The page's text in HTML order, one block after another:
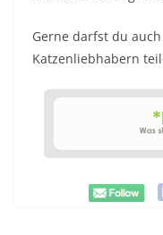
Gerne darfst du
Katzenliebhabern